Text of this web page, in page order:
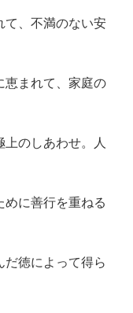
て、不満のない安
恵まれて、家庭の
のしあわせ。人
めに善行を重ねる
だ徳によって得ら